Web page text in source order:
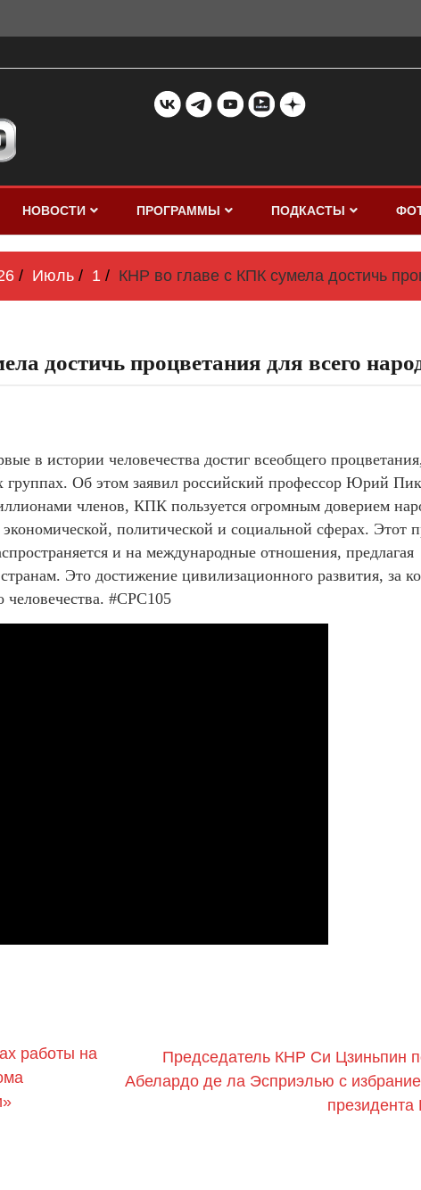
НОВОСТИ ПРОГРАММЫ ПОДКАСТЫ
Июль 1 КНР во главе с КПК сумела достичь
достичь процветания для всего
в истории человечества достиг всеобщего
группах. Об этом заявил российский профессор Юрий
членов, КПК пользуется огромным доверием
экономической, политической и социальной сферах. Этот
и на международные отношения, предлагая
Это достижение цивилизационного развития, за
#CPC105
работы на
Председатель КНР Си Цзиньпин
Абелардо де ла Эсприэлью с
президента